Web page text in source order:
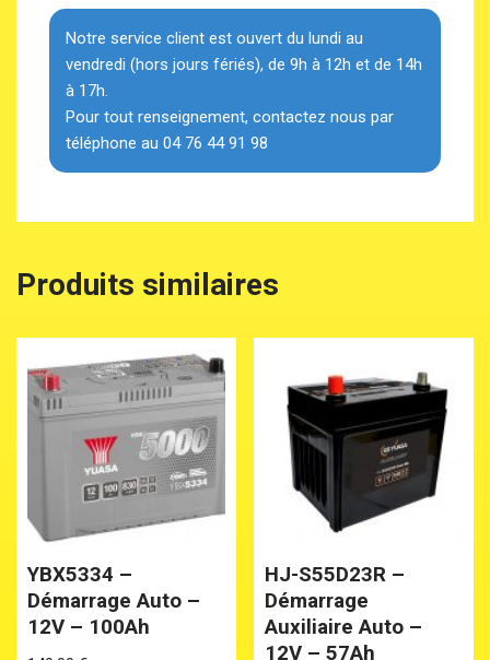
Notre service client est ouvert du lundi au
vendredi (hors jours fériés), de 9h à 12h et de 14h
à 17h.
Pour tout renseignement, contactez nous par
téléphone au 04 76 44 91 98
Produits similaires
YBX5334 –
Démarrage Auto –
12V – 100Ah
HJ-S55D23R –
Démarrage
Auxiliaire Auto –
12V – 57Ah